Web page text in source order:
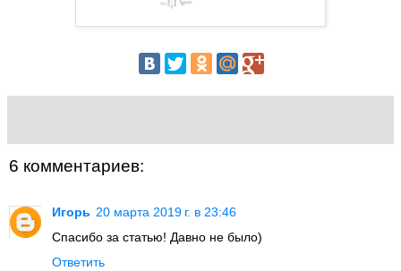
6 комментариев:
Игорь 20 марта 2019 г. в 23:46
Спасибо за статью! Давно не было)
Ответить